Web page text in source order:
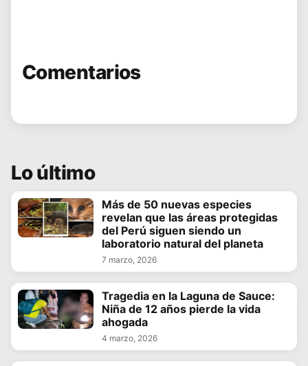
Comentarios
Lo último
Más de 50 nuevas especies
revelan que las áreas protegidas
del Perú siguen siendo un
laboratorio natural del planeta
7 marzo, 2026
Tragedia en la Laguna de Sauce:
Niña de 12 años pierde la vida
ahogada
4 marzo, 2026